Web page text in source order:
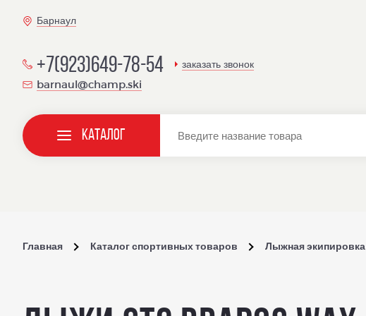
Барнаул
+7(923)649-78-54 заказать звонок
barnaul@champ.ski
Каталог
Главная Каталог спортивных товаров Лыжная экипировка